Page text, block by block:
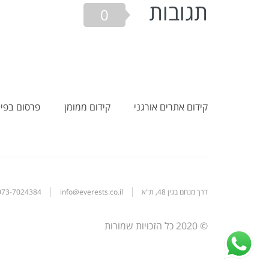
תגובות 0
קידום אתרים אורגני קידום ממומן פרסום
דרך מנחם בגין 48, ת"א info@everests.co.il
7024384
© 2020 כל הזכויות שמורות